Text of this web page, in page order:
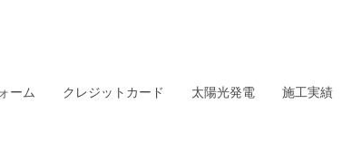
ーム クレジットカード 太陽光発電 施工実績